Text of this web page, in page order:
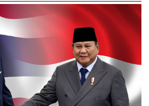
ว่า ด้วยปัจจุบันสถานการณ์ของการแพร่
ยังคงมีอยู่ ทำให้เกิดความไม่แน่นอนใน
ะทบที่คาดว่าจะเกิดขึ้น รวมถึง
ากการขายและบริการ อัตรากำไรขั้น
บปี 2563 ได้
พิ่มพันธุ์พงศ์